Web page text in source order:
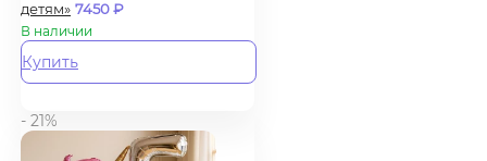
детям» 7450₽
В наличии
Купить
- 21%